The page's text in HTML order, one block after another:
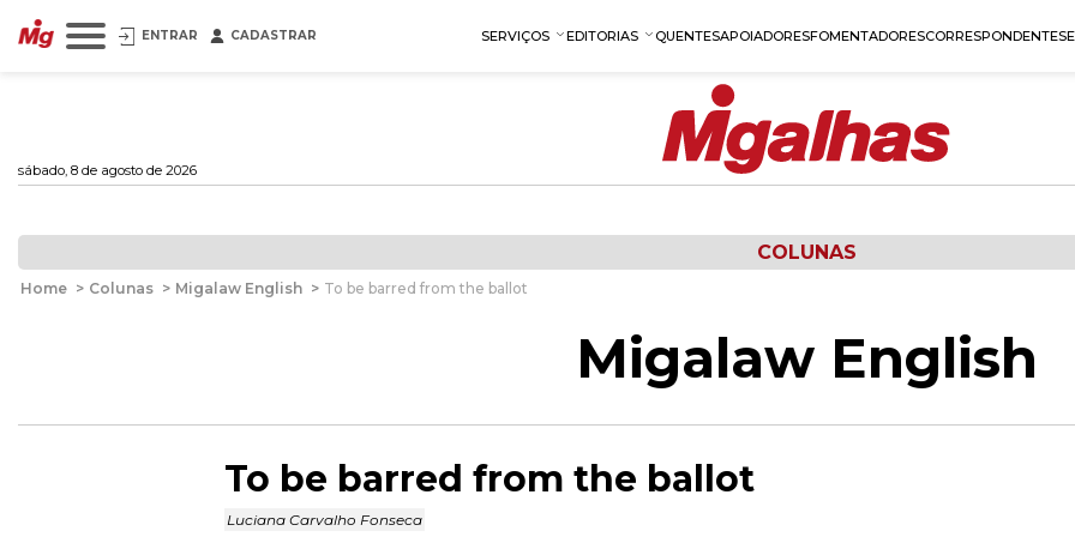
ENTRAR CADASTRAR SERVIÇOS EDITORIAS QUENTESAPOIADORESFOMENTADORESCORRESPONDENTES
sábado, 8 de agosto de 2026
COLUNAS
Home > Colunas > Migalaw English > To be barred from the ballot
Migalaw English
To be barred from the ballot
Luciana Carvalho Fonseca